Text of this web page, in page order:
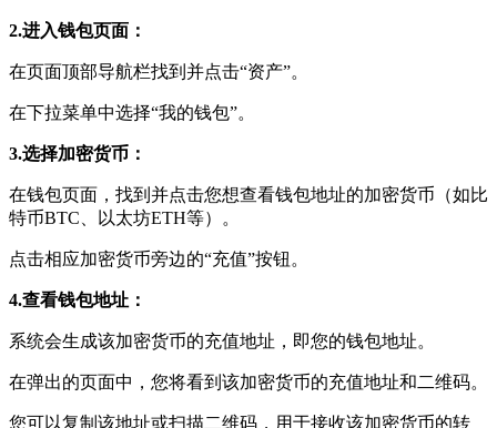
2.进入钱包页面：
在页面顶部导航栏找到并点击“资产”。
在下拉菜单中选择“我的钱包”。
3.选择加密货币：
在钱包页面，找到并点击您想查看钱包地址的加密货币（如比
特币BTC、以太坊ETH等）。
点击相应加密货币旁边的“充值”按钮。
4.查看钱包地址：
系统会生成该加密货币的充值地址，即您的钱包地址。
在弹出的页面中，您将看到该加密货币的充值地址和二维码。
您可以复制该地址或扫描二维码，用于接收该加密货币的转